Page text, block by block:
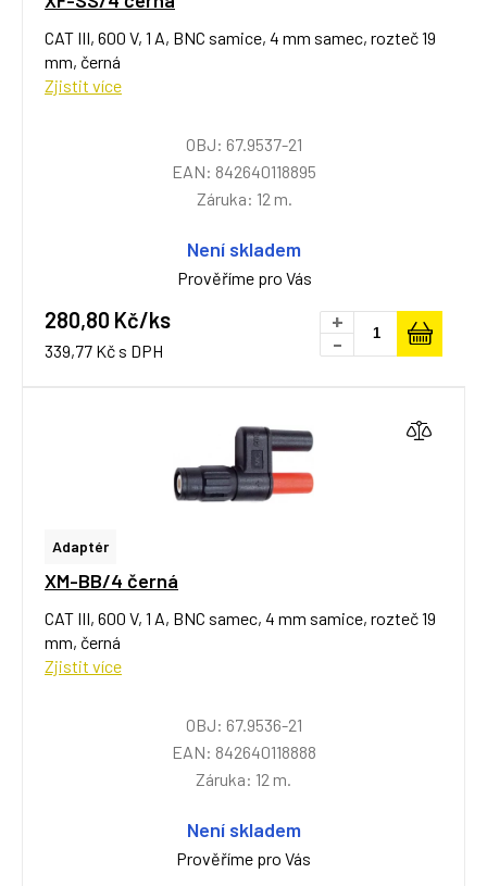
CAT III, 600 V, 1 A, BNC samice, 4 mm samec, rozteč 19
mm, černá
Zjistit více
OBJ: 67.9537-21
EAN: 842640118895
Záruka: 12 m.
Není skladem
Prověříme pro Vás
280,80 Kč/ks
339,77 Kč s DPH
+
-
Adaptér
XM-BB/4 černá
CAT III, 600 V, 1 A, BNC samec, 4 mm samice, rozteč 19
mm, černá
Zjistit více
OBJ: 67.9536-21
EAN: 842640118888
Záruka: 12 m.
Není skladem
Prověříme pro Vás